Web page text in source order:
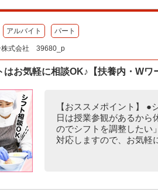
アルバイト パート
株式会社 39680_p
はお気軽に相談OK♪【扶養内・Wワ
【おススメポイント】 ●
日は授業参観があるから
のでシフトを調整したい
対応しますので、お気軽